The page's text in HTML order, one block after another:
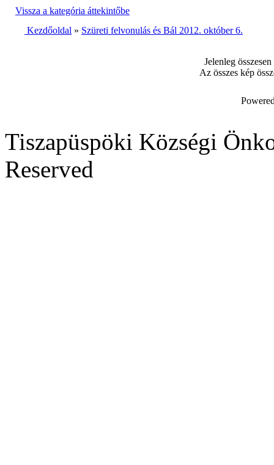
Vissza a kategória áttekintőbe
Kezdőoldal » Szüreti felvonulás és Bál 2012. október 6.
Jelenleg
Az összes kép
Tiszapüspöki Községi
Reserved